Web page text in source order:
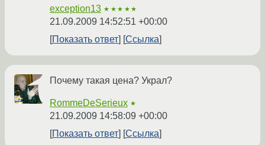
exception13 ★★★★★
21.09.2009 14:52:51 +00:00
Показать ответ
Ссылка
Почему такая цена? Украл?
RommeDeSerieux ★
21.09.2009 14:58:09 +00:00
Показать ответ
Ссылка